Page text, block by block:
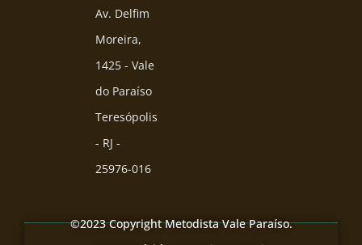
Av. Delfim
Moreira,
1425 - Vale
do Paraíso
Teresópolis
- RJ -
25976-016
©2023 Copyright Metodista Vale Paraíso.